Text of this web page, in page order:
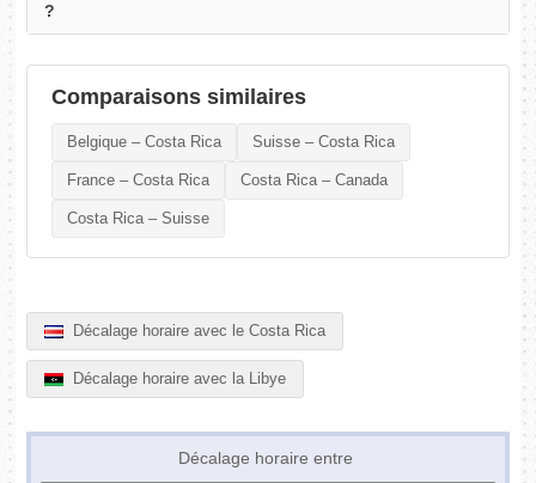
?
Comparaisons similaires
Belgique – Costa Rica Suisse – Costa Rica
France – Costa Rica Costa Rica – Canada
Costa Rica – Suisse
Décalage horaire avec le Costa Rica
Décalage horaire avec la Libye
Décalage horaire entre